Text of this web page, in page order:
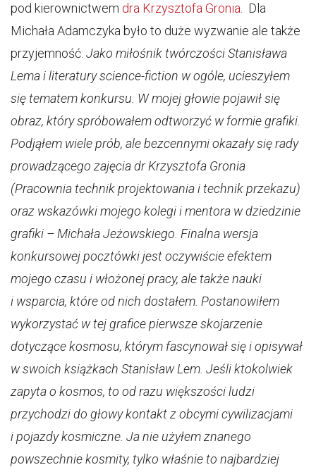
pod kierownictwem dra Krzysztofa Gronia. Dla
Michała Adamczyka było to duże wyzwanie ale także
przyjemność: Jako miłośnik twórczości Stanisława
Lema i literatury science-fiction w ogóle, ucieszyłem
się tematem konkursu. W mojej głowie pojawił się
obraz, który spróbowałem odtworzyć w formie grafiki.
Podjąłem wiele prób, ale bezcennymi okazały się rady
prowadzącego zajęcia dr Krzysztofa Gronia
(Pracownia technik projektowania i technik przekazu)
oraz wskazówki mojego kolegi i mentora w dziedzinie
grafiki – Michała Jeżowskiego. Finalna wersja
konkursowej pocztówki jest oczywiście efektem
mojego czasu i włożonej pracy, ale także nauki
i wsparcia, które od nich dostałem. Postanowiłem
wykorzystać w tej grafice pierwsze skojarzenie
dotyczące kosmosu, którym fascynował się i opisywał
w swoich książkach Stanisław Lem. Jeśli ktokolwiek
zapyta o kosmos, to od razu większości ludzi
przychodzi do głowy kontakt z obcymi cywilizacjami
i pojazdy kosmiczne. Ja nie użyłem znanego
powszechnie kosmity, tylko właśnie to najbardziej